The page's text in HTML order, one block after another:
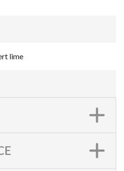
lime